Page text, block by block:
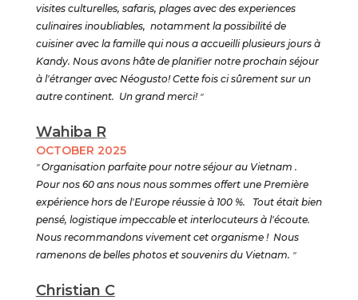
visites culturelles, safaris, plages avec des experiences
culinaires inoubliables, notamment la possibilité de
cuisiner avec la famille qui nous a accueilli plusieurs jours à
Kandy. Nous avons hâte de planifier notre prochain séjour
à l'étranger avec Néogusto! Cette fois ci sûrement sur un
autre continent. Un grand merci!"
Wahiba R
OCTOBER 2025
"Organisation parfaite pour notre séjour au Vietnam .
Pour nos 60 ans nous nous sommes offert une Première
expérience hors de l'Europe réussie à 100 %. Tout était bien
pensé, logistique impeccable et interlocuteurs à l'écoute.
Nous recommandons vivement cet organisme ! Nous
ramenons de belles photos et souvenirs du Vietnam. "
Christian C